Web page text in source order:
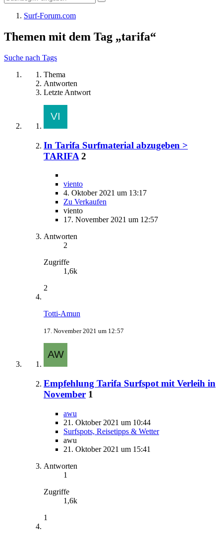
Surf-Forum.com
Themen mit dem Tag „tarifa“
Suche nach Tags
Thema
Antworten
Letzte Antwort
In Tarifa Surfmaterial abzugeben >
TARIFA 2
viento
4. Oktober 2021 um 13:17
Zu Verkaufen
viento
17. November 2021 um 12:57
Antworten
2
Zugriffe
1,6k
2
Totti-Amun
17. November 2021 um 12:57
Empfehlung Tarifa Surfspot mit Verleih in
November 1
awu
21. Oktober 2021 um 10:44
Surfspots, Reisetipps & Wetter
awu
21. Oktober 2021 um 15:41
Antworten
1
Zugriffe
1,6k
1